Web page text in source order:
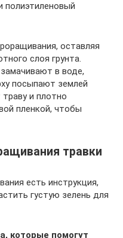
полиэтиленовый
оставляя
слоя грунта.
в воде,
посыпают землей
и плотно
пленкой, чтобы
травки
есть инструкция,
густую зелень для
которые помогут